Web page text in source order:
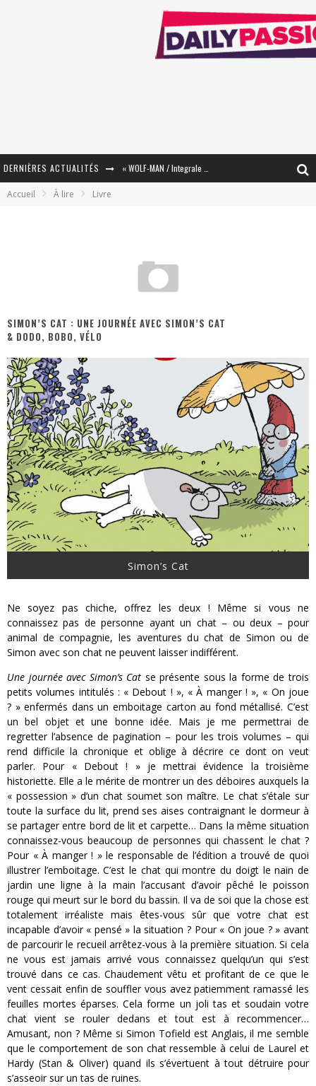
DERNIÈRES ACTUALITÉS
Star Fox
Assassin's Creed Black Flag Resynced
« Damn Them All » - Un duo de Choc !
Yoshi and the mysterious book
Accueil À lire Livre
SIMON’S CAT : UNE JOURNÉE AVEC SIMON’S CAT
& DODO, BOBO, VÉLO
Simon’s Cat
Ne soyez pas chiche, offrez les deux ! Même si vous ne
connaissez pas de personne ayant un chat – ou deux – pour
animal de compagnie, les aventures du chat de Simon ou de
Simon avec son chat ne peuvent laisser indifférent.
Une journée avec Simon’s Cat se présente sous la forme de trois
petits volumes intitulés : « Debout ! », « À manger ! », « On joue
? » enfermés dans un emboitage carton au fond métallisé. C’est
un bel objet et une bonne idée. Mais je me permettrai de
regretter l’absence de pagination – pour les trois volumes – qui
rend difficile la chronique et oblige à décrire ce dont on veut
parler. Pour « Debout ! » je mettrai évidence la troisième
historiette. Elle a le mérite de montrer un des déboires auxquels la
« possession » d’un chat soumet son maître. Le chat s’étale sur
toute la surface du lit, prend ses aises contraignant le dormeur à
se partager entre bord de lit et carpette… Dans la même situation
connaissez-vous beaucoup de personnes qui chassent le chat ?
Pour « À manger ! » le responsable de l’édition a trouvé de quoi
illustrer l’emboitage. C’est le chat qui montre du doigt le nain de
jardin une ligne à la main l’accusant d’avoir pêché le poisson
rouge qui meurt sur le bord du bassin. Il va de soi que la chose est
totalement irréaliste mais êtes-vous sûr que votre chat est
incapable d’avoir « pensé » la situation ? Pour « On joue ? » avant
de parcourir le recueil arrêtez-vous à la première situation. Si cela
ne vous est jamais arrivé vous connaissez quelqu’un qui s’est
trouvé dans ce cas. Chaudement vêtu et profitant de ce que le
vent cessait enfin de souffler vous avez patiemment ramassé les
feuilles mortes éparses. Cela forme un joli tas et soudain votre
chat vient se rouler dedans et tout est à recommencer…
Amusant, non ? Même si Simon Tofield est Anglais, il me semble
que le comportement de son chat ressemble à celui de Laurel et
Hardy (Stan & Oliver) quand ils s’évertuent à tout détruire pour
s’asseoir sur un tas de ruines.